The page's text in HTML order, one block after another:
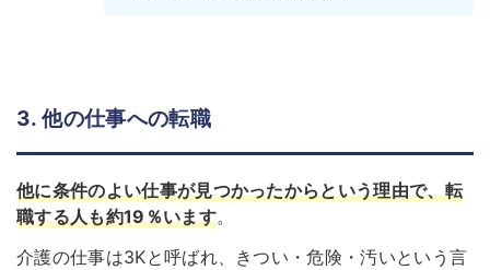
3. 他の仕事への転職
他に条件のよい仕事が見つかったからという理由で、転
職する人も約19％います。
介護の仕事は3Kと呼ばれ、きつい・危険・汚いという言